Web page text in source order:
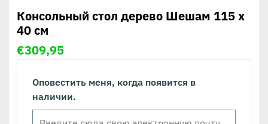
Консольный стол дерево Шешам 115 х
40 см
€309,95
Оповестить меня, когда появится в
наличии.